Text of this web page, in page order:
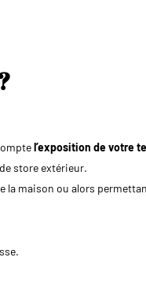
l’exposition de votre
store extérieur.
maison ou alors